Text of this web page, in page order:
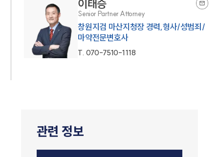
이태승
Senior Partner Attorney
창원지검 마산지청장 경력,형사/성범죄/
마약전문변호사
T. 070-7510-1118
관련 정보